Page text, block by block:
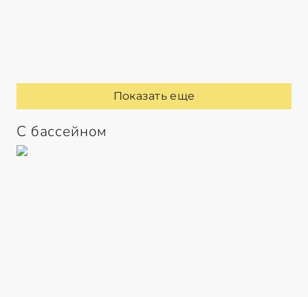
Показать еще
С бассейном